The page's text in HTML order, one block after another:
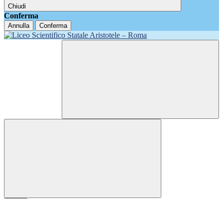
Chiudi
Conferma
Annulla Conferma